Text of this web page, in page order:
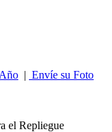
| Envíe su Foto
el Repliegue